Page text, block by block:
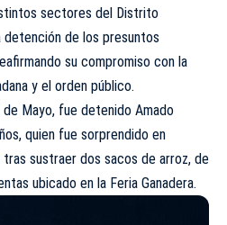
sectores del Distrito
detención de los presuntos
su compromiso con la
y el orden público.
Mayo, fue detenido Amado
quien fue sorprendido en
sustraer dos sacos de arroz, de
ubicado en la Feria Ganadera.